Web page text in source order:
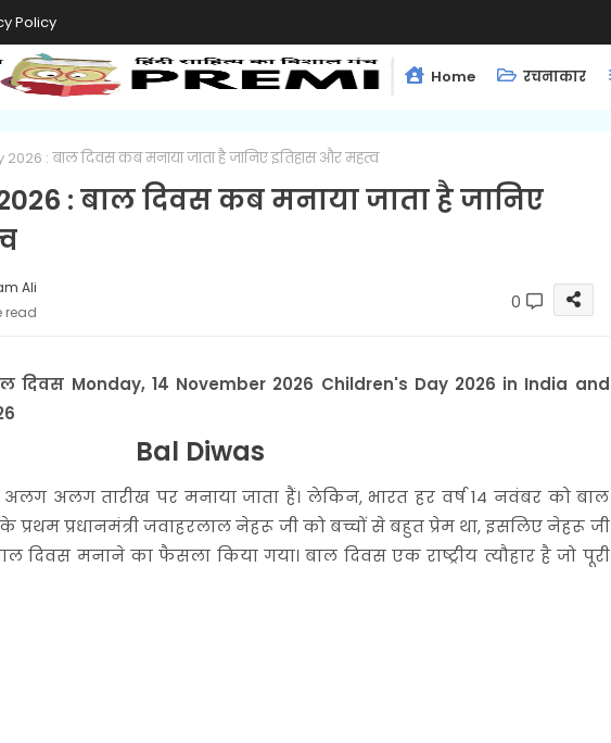
Policy
Home रचनाकार
: बाल दिवस कब मनाया जाता है जानिए इतिहास और महत्व
: बाल दिवस कब मनाया जाता है जानिए
Ali
read 0
दिवस Monday, 14 November 2026 Children's Day 2026 in India and
Bal Diwas
अलग तारीख पर मनाया जाता हैं। लेकिन, भारत हर वर्ष 14 नवंबर को बाल
प्रथम प्रधानमंत्री जवाहरलाल नेहरू जी को बच्चों से बहुत प्रेम था, इसलिए नेहरू जी
दिवस मनाने का फैसला किया गया। बाल दिवस एक राष्ट्रीय त्यौहार है जो पूरी